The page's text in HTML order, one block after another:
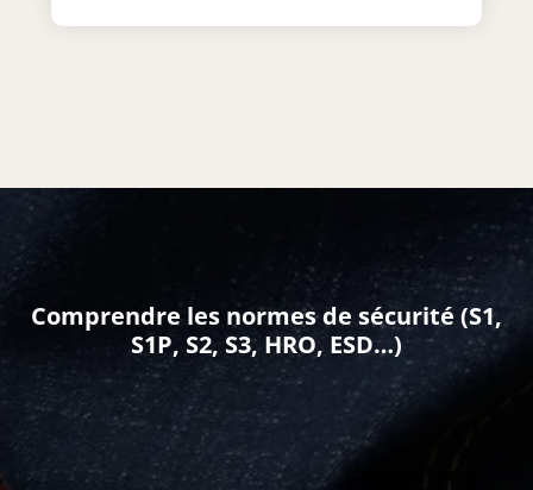
Comprendre les normes de sécurité (S1,
S1P, S2, S3, HRO, ESD…)